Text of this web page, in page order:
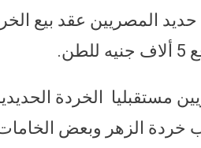
المصريين عقد بيع
مستقبليا الخردة
ألف طن إلى جانب خردة الزهر